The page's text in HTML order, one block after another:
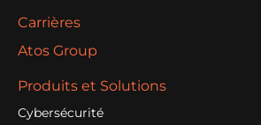
Carrières
Atos Group
Produits et Solutions
Cybersécurité